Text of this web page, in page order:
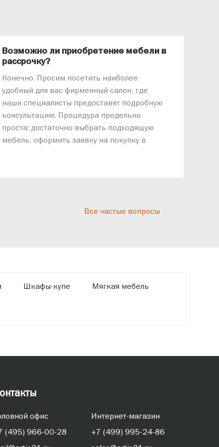
Возможно ли приобретение мебели в
рассрочку?
Конечно. Просим посетить наиболее
удобный для вас фирменный салон, где
наши специалисты предоставят подробную
консультацию. Процедура предельно
проста: достаточно выбрать подходящую
мебель, оформить заявку на покупку в
Все частые вопросы
Шкафы-купе Мягкая мебель
офис
(495) 966-00-28
Интернет-магазин
+7 (499) 995-24-86